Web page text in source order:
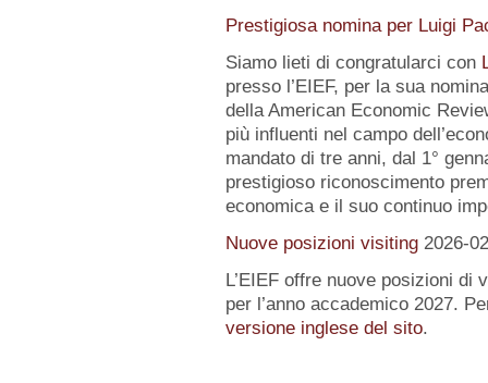
Prestigiosa nomina per Luigi
Siamo lieti di congratularci con
presso l’EIEF, per la sua
della American Economic
più influenti nel campo
mandato di tre anni, dal 1°
prestigioso riconoscimento
economica e il suo continuo
Nuove posizioni visiting 2026-
L’EIEF offre nuove posizioni
per l’anno accademico 2027.
versione inglese del sito.